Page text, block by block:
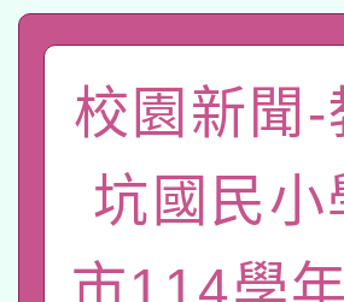
A3數位素養
「數位內容
pilot」
有關大陸委
薪期間赴陸
轉知經濟部
業技術研究
115年8月22
校園新聞
坑國民
市114學